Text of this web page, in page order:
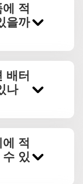
적
을까
배터
나
적
있